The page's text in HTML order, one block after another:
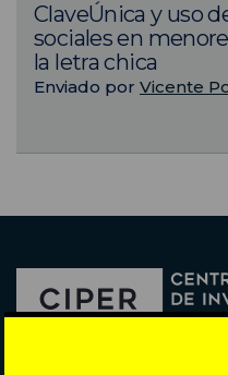
ClaveÚnica y uso
sociales en
la letra chica
Enviado por Vicente